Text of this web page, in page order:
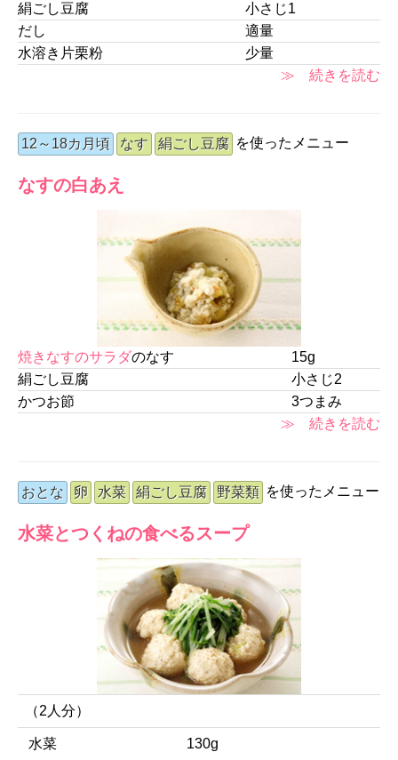
絹ごし豆腐
小さじ1
だし
適量
水溶き片栗粉
少量
≫ 続きを読む
12～18カ月頃 なす 絹ごし豆腐 を使ったメニュー
なすの白あえ
焼きなすのサラダのなす
15g
絹ごし豆腐
小さじ2
かつお節
3つまみ
≫ 続きを読む
おとな 卵 水菜 絹ごし豆腐 野菜類 を使ったメニュー
水菜とつくねの食べるスープ
（2人分）
水菜 130g